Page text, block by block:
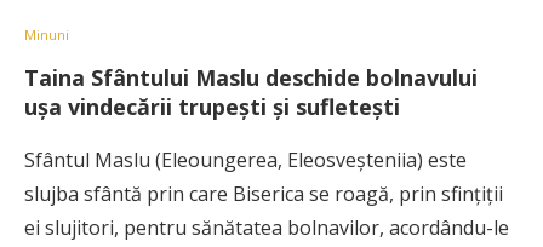
Minuni
Taina Sfântului Maslu deschide bolnavului
ușa vindecării trupești și sufletești
Sfântul Maslu (Eleoungerea, Eleosveşteniia) este
slujba sfântă prin care Biserica se roagă, prin sfinţiţii
ei slujitori, pentru sănătatea bolnavilor, acordându-le